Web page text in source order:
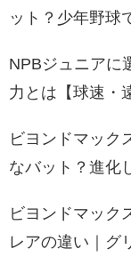
ット？少年野球
NPBジュニアに
力とは【球速・
ビヨンドマック
なバット？進化
ビヨンドマック
レアの違い｜グ